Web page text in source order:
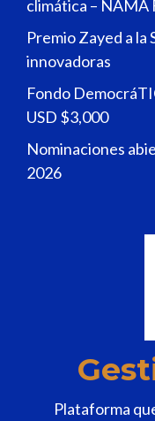
climática – NAMA
Premio Zayed a
innovadoras
Fondo
USD $3,000
Nominaciones
2026
Plataforma